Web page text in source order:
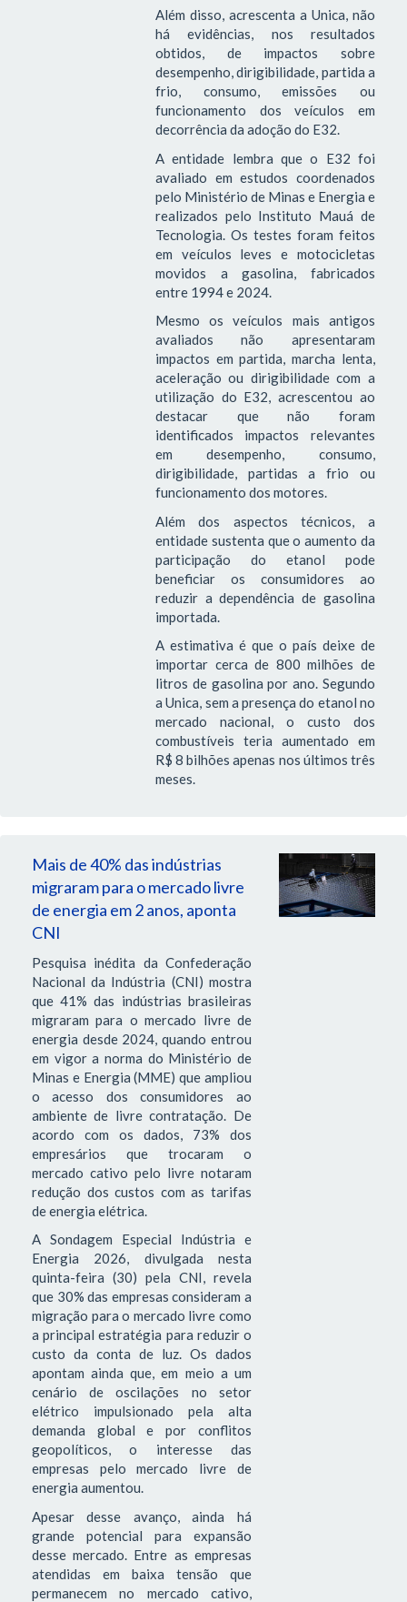
Além disso, acrescenta a Unica, não
há evidências, nos resultados
obtidos, de impactos sobre
desempenho, dirigibilidade, partida a
frio, consumo, emissões ou
funcionamento dos veículos em
decorrência da adoção do E32.
A entidade lembra que o E32 foi
avaliado em estudos coordenados
pelo Ministério de Minas e Energia e
realizados pelo Instituto Mauá de
Tecnologia. Os testes foram feitos
em veículos leves e motocicletas
movidos a gasolina, fabricados
entre 1994 e 2024.
Mesmo os veículos mais antigos
avaliados não apresentaram
impactos em partida, marcha lenta,
aceleração ou dirigibilidade com a
utilização do E32, acrescentou ao
destacar que não foram
identificados impactos relevantes
em desempenho, consumo,
dirigibilidade, partidas a frio ou
funcionamento dos motores.
Além dos aspectos técnicos, a
entidade sustenta que o aumento da
participação do etanol pode
beneficiar os consumidores ao
reduzir a dependência de gasolina
importada.
A estimativa é que o país deixe de
importar cerca de 800 milhões de
litros de gasolina por ano. Segundo
a Unica, sem a presença do etanol no
mercado nacional, o custo dos
combustíveis teria aumentado em
R$ 8 bilhões apenas nos últimos três
meses.
Mais de 40% das indústrias
migraram para o mercado livre
de energia em 2 anos, aponta
CNI
Pesquisa inédita da Confederação
Nacional da Indústria (CNI) mostra
que 41% das indústrias brasileiras
migraram para o mercado livre de
energia desde 2024, quando entrou
em vigor a norma do Ministério de
Minas e Energia (MME) que ampliou
o acesso dos consumidores ao
ambiente de livre contratação. De
acordo com os dados, 73% dos
empresários que trocaram o
mercado cativo pelo livre notaram
redução dos custos com as tarifas
de energia elétrica.
A Sondagem Especial Indústria e
Energia 2026, divulgada nesta
quinta-feira (30) pela CNI, revela
que 30% das empresas consideram a
migração para o mercado livre como
a principal estratégia para reduzir o
custo da conta de luz. Os dados
apontam ainda que, em meio a um
cenário de oscilações no setor
elétrico impulsionado pela alta
demanda global e por conflitos
geopolíticos, o interesse das
empresas pelo mercado livre de
energia aumentou.
Apesar desse avanço, ainda há
grande potencial para expansão
desse mercado. Entre as empresas
atendidas em baixa tensão que
permanecem no mercado cativo,